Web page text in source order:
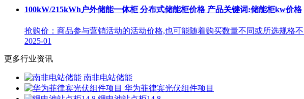
100kW/215kWh户外储能一体柜 分布式储能柜价格 产品关键词:储能柜kw价格
抢购价：商品参与营销活动的活动价格,也可能随着购买数量不同或所选规格
2025-01
更多行业资讯
南非电站储能
华为菲律宾光伏组件项目